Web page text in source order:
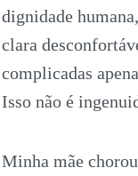
dignidade
clara
complicadas
Isso não é
Minha mãe